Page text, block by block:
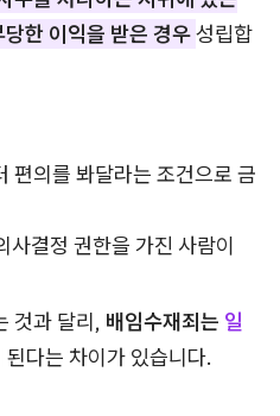
한 이익을 받은 경우성립합
편의를 봐달라는 조건으로 금
사결정 권한을 가진 사람이
것과 달리, 배임수재죄는 일
된다는 차이가 있습니다.